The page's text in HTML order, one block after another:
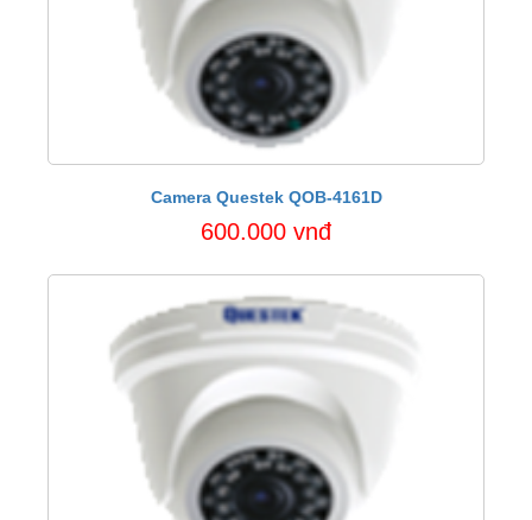
Camera Questek QOB-4161D
600.000 vnđ